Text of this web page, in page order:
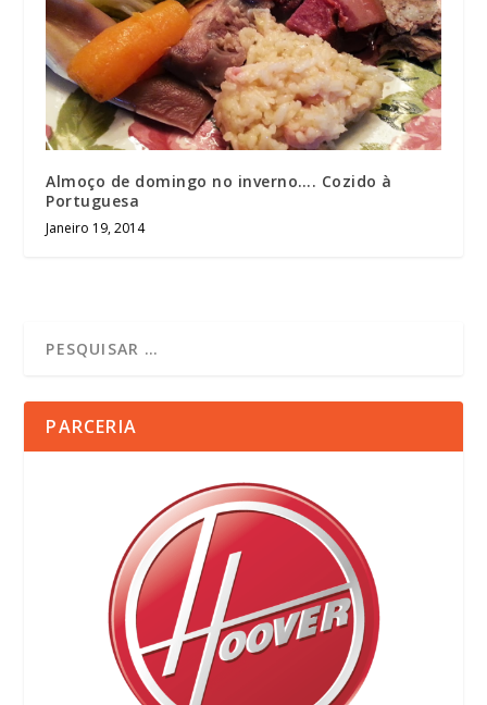
Almoço de domingo no inverno…. Cozido à
Portuguesa
Janeiro 19, 2014
PARCERIA